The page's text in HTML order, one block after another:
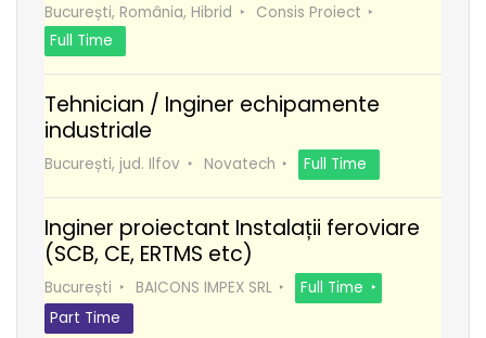
București, România, Hibrid
Consis Proiect
Full Time
Tehnician / Inginer echipamente
industriale
București, jud. Ilfov Novatech Full Time
Inginer proiectant Instalații feroviare
(SCB, CE, ERTMS etc)
București BAICONS IMPEX SRL
Full Time
Part Time